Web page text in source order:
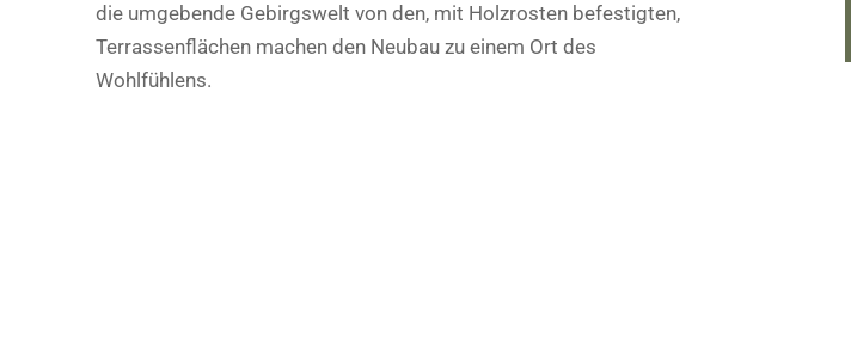
die umgebende Gebirgswelt von den, mit Holzrosten befestigten,
Terrassenflächen machen den Neubau zu einem Ort des
Wohlfühlens.